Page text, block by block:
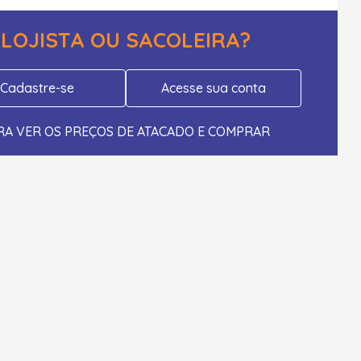
LOJISTA OU SACOLEIRA?
Cadastre-se Acesse sua conta
VER OS PREÇOS DE ATACADO E COMPRAR